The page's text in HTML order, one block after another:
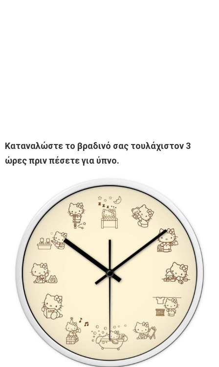
Καταναλώστε το βραδινό σας τουλάχιστον 3
ώρες πριν πέσετε για ύπνο.